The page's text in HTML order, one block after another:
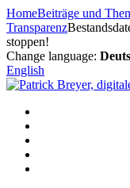
Zum
Inhalt
springen
HomeBeiträge und
Transparenz
stoppen!
Change language:
English